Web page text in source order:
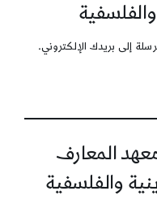
إلى بريدك الإلكتروني.
المعارف
والفلسفية